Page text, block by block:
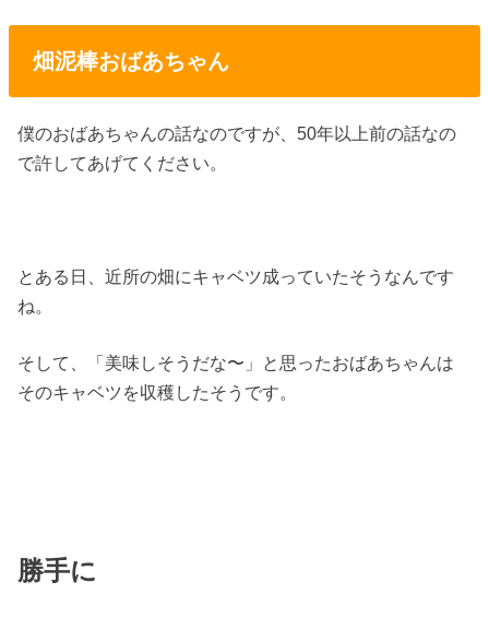
畑泥棒おばあちゃん
僕のおばあちゃんの話なのですが、50年以上前の話なの
で許してあげてください。
とある日、近所の畑にキャベツ成っていたそうなんです
ね。
そして、「美味しそうだな〜」と思ったおばあちゃんは
そのキャベツを収穫したそうです。
勝手に